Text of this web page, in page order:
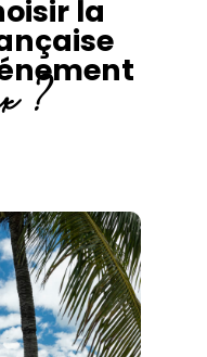
la
?